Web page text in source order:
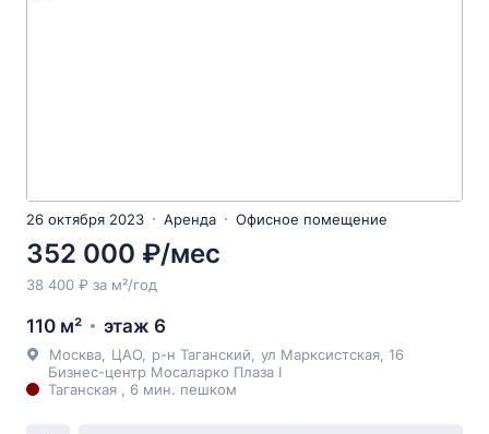
26 октября 2023 Аренда Офисное помещение
352 000 ₽/мес
38 400 ₽ за м²/год
110 м² этаж 6
Москва ЦАО р-н Таганский ул Марксистская , 16
Бизнес-центр Мосаларко Плаза I
Таганская , 6 мин. пешком